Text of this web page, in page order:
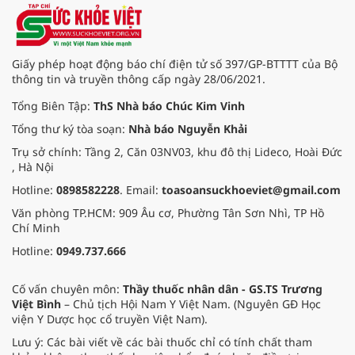
Giấy phép hoạt động báo chí điện tử số 397/GP-BTTTT của Bộ
thông tin và truyền thông cấp ngày 28/06/2021.
Tổng Biên Tập: ThS Nhà báo Chúc Kim Vinh
Tổng thư ký tòa soạn: Nhà báo Nguyễn Khải
Trụ sở chính: Tầng 2, Căn 03NV03, khu đô thị Lideco, Hoài Đức
, Hà Nội
Hotline: 0898582228. Email: toasoansuckhoeviet@gmail.com
Văn phòng TP.HCM: 909 Âu cơ, Phường Tân Sơn Nhì, TP Hồ
Chí Minh
Hotline: 0949.737.666
Cố vấn chuyên môn: Thầy thuốc nhân dân - GS.TS Trương
Việt Bình – Chủ tịch Hội Nam Y Việt Nam. (Nguyên GĐ Học
viện Y Dược học cổ truyền Việt Nam).
Lưu ý: Các bài viết về các bài thuốc chỉ có tính chất tham